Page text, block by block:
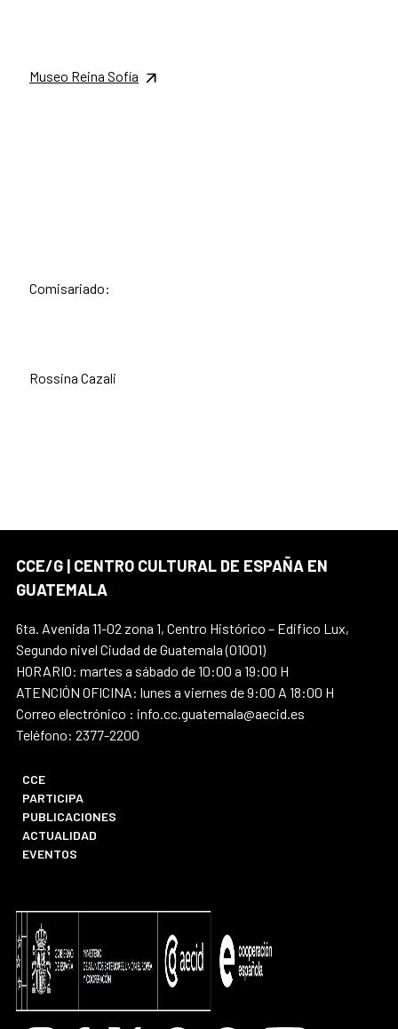
Museo Reina Sofía
Comisariado:
Rossina Cazali
CCE/G | CENTRO CULTURAL DE ESPAÑA EN
GUATEMALA
6ta. Avenida 11-02 zona 1, Centro Histórico – Edifico Lux,
Segundo nivel Ciudad de Guatemala (01001)
HORARIO: martes a sábado de 10:00 a 19:00 H
ATENCIÓN OFICINA: lunes a viernes de 9:00 A 18:00 H
Correo electrónico : info.cc.guatemala@aecid.es
Teléfono: 2377-2200
CCE
PARTICIPA
PUBLICACIONES
ACTUALIDAD
EVENTOS